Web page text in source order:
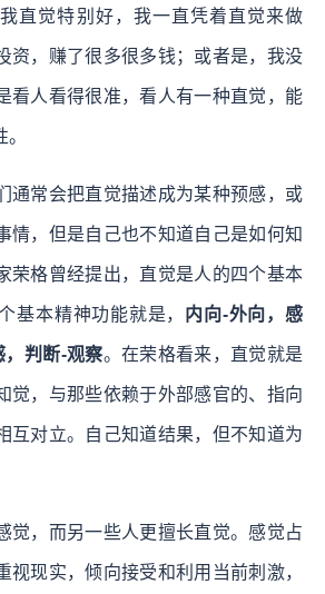
直觉特别好，我一直凭着直觉来做
资，赚了很多很多钱；或者是，我没
看人看得很准，看人有一种直觉，能
通常会把直觉描述成为某种预感，或
情，但是自己也不知道自己是如何知
荣格曾经提出，直觉是人的四个基本
基本精神功能就是， 内向-外向，感
，判断-观察。在荣格看来，直觉就是
觉，与那些依赖于外部感官的、指向
互对立。自己知道结果，但不知道为
觉，而另一些人更擅长直觉。感觉占
视现实，倾向接受和利用当前刺激，